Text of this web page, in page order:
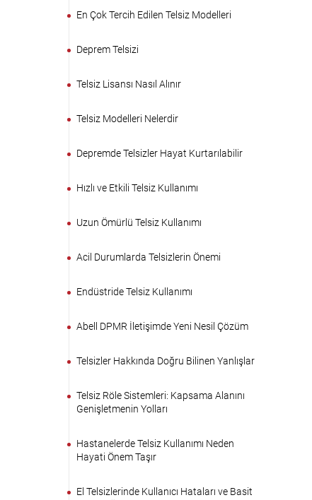
En Çok Tercih Edilen Telsiz Modelleri
Deprem Telsizi
Telsiz Lisansı Nasıl Alınır
Telsiz Modelleri Nelerdir
Depremde Telsizler Hayat Kurtarılabilir
Hızlı ve Etkili Telsiz Kullanımı
Uzun Ömürlü Telsiz Kullanımı
Acil Durumlarda Telsizlerin Önemi
Endüstride Telsiz Kullanımı
Abell DPMR İletişimde Yeni Nesil Çözüm
Telsizler Hakkında Doğru Bilinen Yanlışlar
Telsiz Röle Sistemleri: Kapsama Alanını
Genişletmenin Yolları
Hastanelerde Telsiz Kullanımı Neden
Hayati Önem Taşır
El Telsizlerinde Kullanıcı Hataları ve Basit